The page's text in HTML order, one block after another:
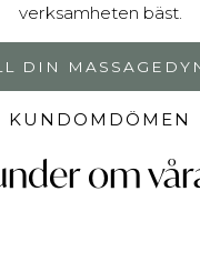
verksamheten bäst.
DIN
KUNDOMDÖMEN
om